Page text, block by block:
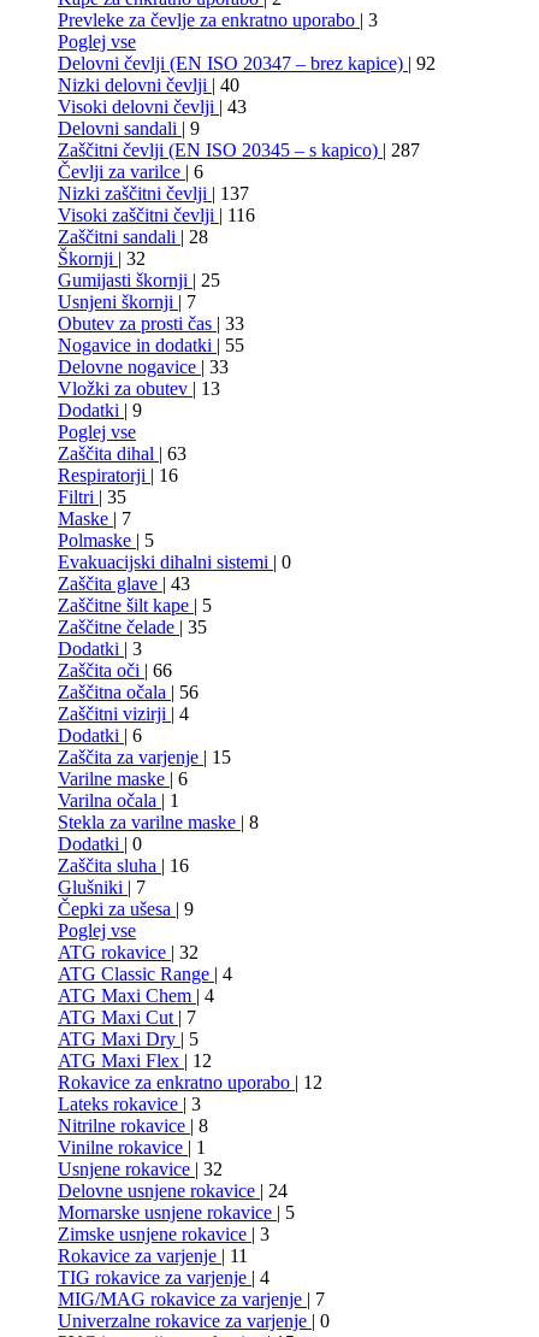
Prevleke za čevlje za enkratno uporabo | 3
Poglej vse
Delovni čevlji (EN ISO 20347 – brez kapice) | 92
Nizki delovni čevlji | 40
Visoki delovni čevlji | 43
Delovni sandali | 9
Zaščitni čevlji (EN ISO 20345 – s kapico) | 287
Čevlji za varilce | 6
Nizki zaščitni čevlji | 137
Visoki zaščitni čevlji | 116
Zaščitni sandali | 28
Škornji | 32
Gumijasti škornji | 25
Usnjeni škornji | 7
Obutev za prosti čas | 33
Nogavice in dodatki | 55
Delovne nogavice | 33
Vložki za obutev | 13
Dodatki | 9
Poglej vse
Zaščita dihal | 63
Respiratorji | 16
Filtri | 35
Maske | 7
Polmaske | 5
Evakuacijski dihalni sistemi | 0
Zaščita glave | 43
Zaščitne šilt kape | 5
Zaščitne čelade | 35
Dodatki | 3
Zaščita oči | 66
Zaščitna očala | 56
Zaščitni vizirji | 4
Dodatki | 6
Zaščita za varjenje | 15
Varilne maske | 6
Varilna očala | 1
Stekla za varilne maske | 8
Dodatki | 0
Zaščita sluha | 16
Glušniki | 7
Čepki za ušesa | 9
Poglej vse
ATG rokavice | 32
ATG Classic Range | 4
ATG Maxi Chem | 4
ATG Maxi Cut | 7
ATG Maxi Dry | 5
ATG Maxi Flex | 12
Rokavice za enkratno uporabo | 12
Lateks rokavice | 3
Nitrilne rokavice | 8
Vinilne rokavice | 1
Usnjene rokavice | 32
Delovne usnjene rokavice | 24
Mornarske usnjene rokavice | 5
Zimske usnjene rokavice | 3
Rokavice za varjenje | 11
TIG rokavice za varjenje | 4
MIG/MAG rokavice za varjenje | 7
Univerzalne rokavice za varjenje | 0